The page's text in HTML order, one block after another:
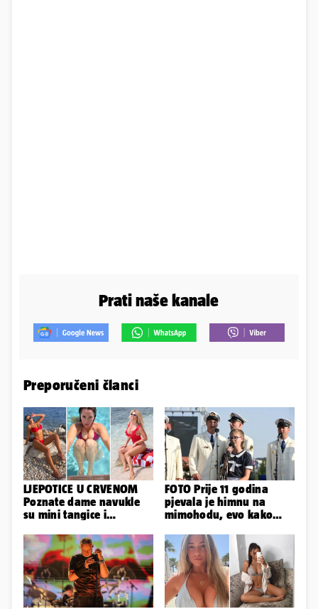
Prati naše kanale
Preporučeni članci
LJEPOTICE U CRVENOM
Poznate dame navukle
su mini tangice i
obline
FOTO Prije 11 godina
pjevala je himnu na
mimohodu, evo kako
Negovetić